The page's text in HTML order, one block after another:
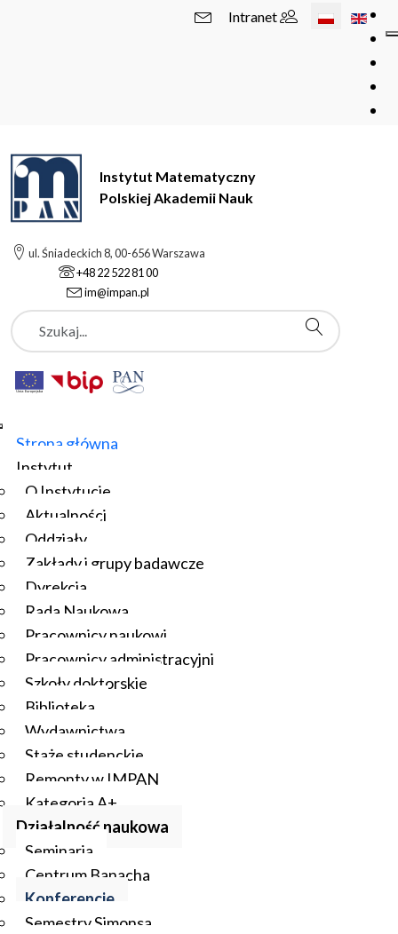
Wybierz swój
Intranet
Instytut Matematyczny
Polskiej Akademii Nauk
ul. Śniadeckich 8, 00-656 Warszawa
+48 22 522 81 00
im@impan.pl
Szukaj
Strona główna
Instytut
O Instytucie
Aktualności
Oddziały
Zakłady i grupy badawcze
Dyrekcja
Rada Naukowa
Pracownicy naukowi
Pracownicy administracyjni
Szkoły doktorskie
Biblioteka
Wydawnictwa
Staże studenckie
Remonty w IMPAN
Kategoria A+
Działalność naukowa
Seminaria
Centrum Banacha
Konferencje
Semestry Simonsa